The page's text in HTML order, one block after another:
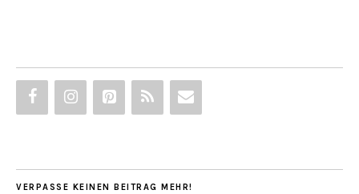
VERPASSE KEINEN BEITRAG MEHR!